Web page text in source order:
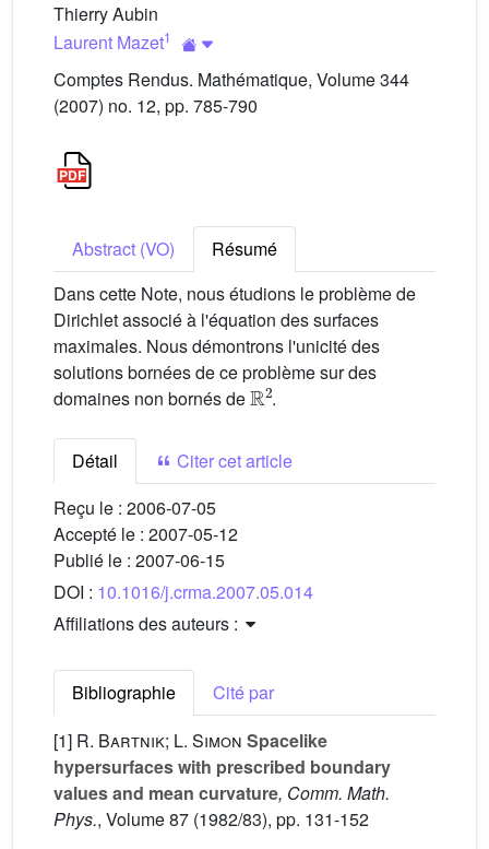
Thierry Aubin
Laurent Mazet1
Comptes Rendus. Mathématique, Volume 344
(2007) no. 12, pp. 785-790
Abstract (VO)
Résumé
Dans cette Note, nous étudions le problème de
Dirichlet associé à l'équation des surfaces
maximales. Nous démontrons l'unicité des
solutions bornées de ce problème sur des
domaines non bornés de
R2
.
Détail
Citer cet article
Reçu le : 2006-07-05
Accepté le : 2007-05-12
Publié le : 2007-06-15
DOI : 10.1016/j.crma.2007.05.014
Affiliations des auteurs :
Bibliographie
Cité par
[1] R. Bartnik; L. Simon Spacelike
hypersurfaces with prescribed boundary
values and mean curvature, Comm. Math.
Phys., Volume 87 (1982/83), pp. 131-152